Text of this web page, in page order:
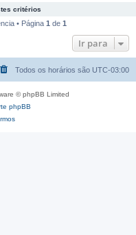
s
r
critérios
• Página 1 de 1
Ir para
Todos os horários são UTC-03:00
© phpBB Limited
phpBB